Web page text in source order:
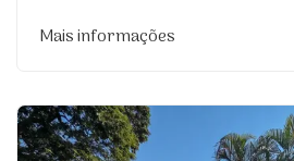
Mais informações